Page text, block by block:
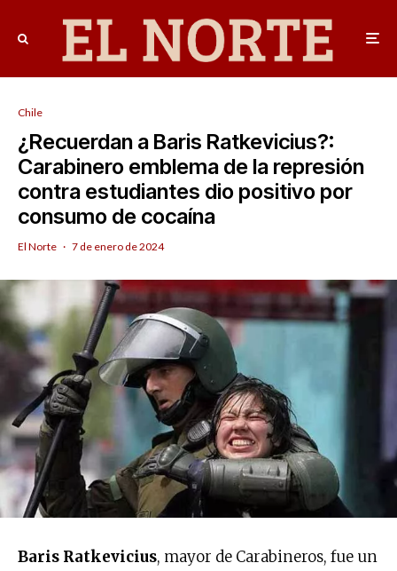
Chile
¿Recuerdan a Baris Ratkevicius?:
Carabinero emblema de la represión
contra estudiantes dio positivo por
consumo de cocaína
El Norte · 7 de enero de 2024
Baris Ratkevicius, mayor de Carabineros, fue un